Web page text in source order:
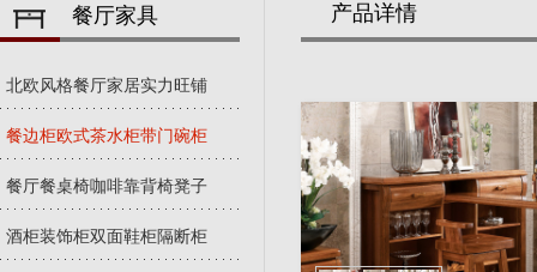
餐厅家具
北欧风格餐厅家居实力旺铺
餐边柜欧式茶水柜带门碗柜
餐厅餐桌椅咖啡靠背椅凳子
酒柜装饰柜双面鞋柜隔断柜
产品详情